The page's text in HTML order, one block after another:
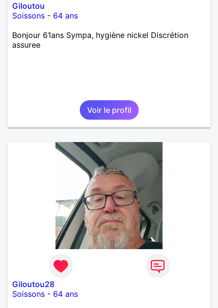
Giloutou
Soissons - 64 ans
Bonjour 61ans Sympa, hygiène nickel Discrétion
assuree
Voir le profil
Giloutou28
Soissons - 64 ans